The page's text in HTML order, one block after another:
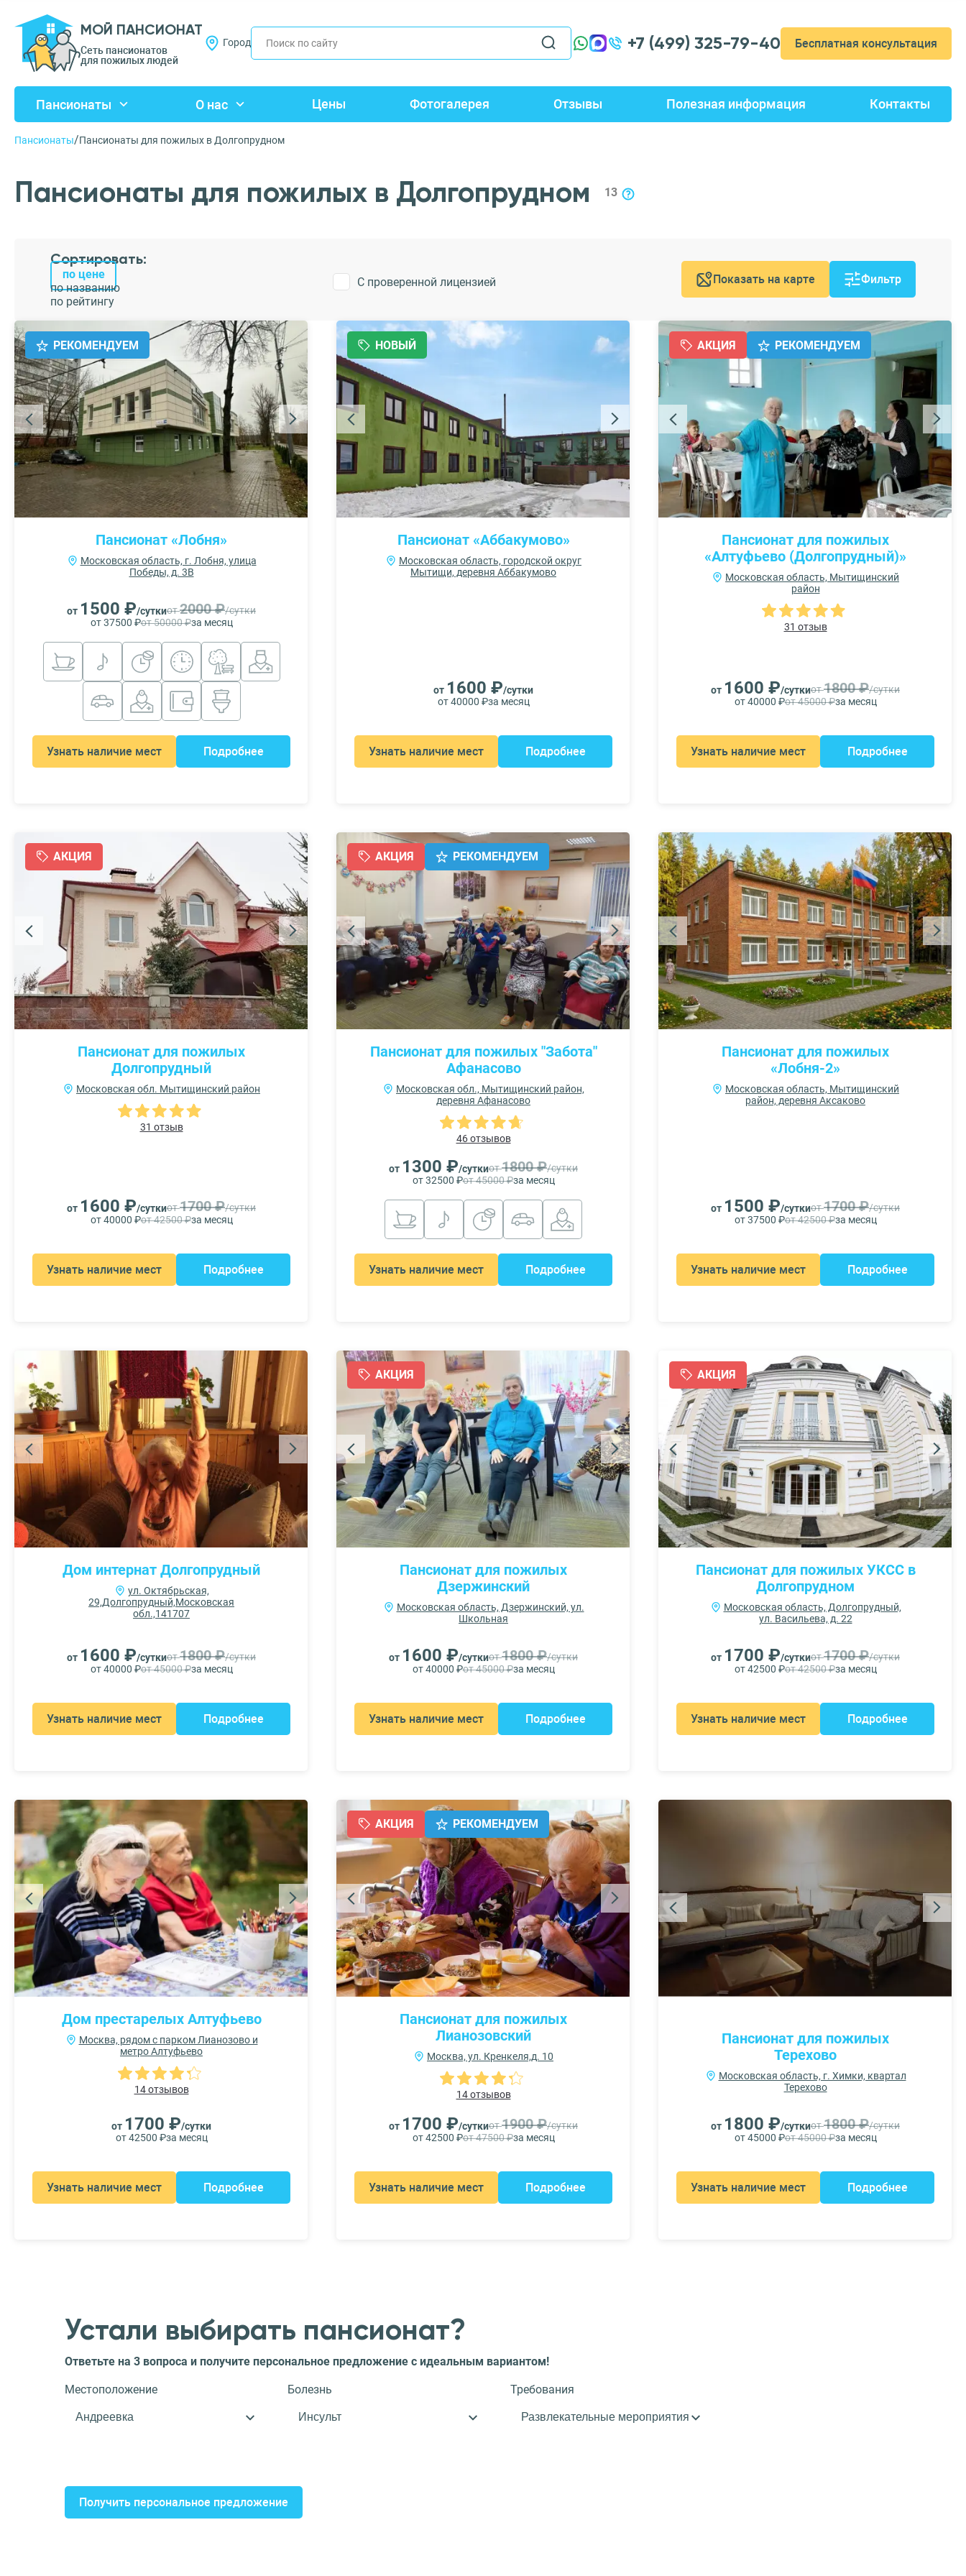
МОЙ ПАНСИОНАТ
Сеть пансионатов
для пожилых людей
Город +7 (499) 325-79-40 Бесплатная консультация
Пансионаты О нас Цены Фотогалерея Отзывы Полезная информация Контакты
Пансионаты/Пансионаты для пожилых в Долгопрудном
Пансионаты для пожилых в Долгопрудном 13
Сортировать:
по цене
по названию
по рейтингу
С проверенной лицензией Показать на карте Фильтр
РЕКОМЕНДУЕМ
Пансионат «Лобня»
Московская область, г. Лобня, улица
Победы, д. 3В
от 1500 ₽/суткиот2000 ₽/сутки
от 37500 ₽от 50000 ₽за месяц
Узнать наличие мест Подробнее
НОВЫЙ
Пансионат «Аббакумово»
Московская область, городской округ
Мытищи, деревня Аббакумово
от 1600 ₽/сутки
от 40000 ₽за месяц
Узнать наличие мест Подробнее
АКЦИЯ РЕКОМЕНДУЕМ
Пансионат для пожилых
«Алтуфьево (Долгопрудный)»
Московская область, Мытищинский
район
31 отзыв
от 1600 ₽/суткиот1800 ₽/сутки
от 40000 ₽от 45000 ₽за месяц
Узнать наличие мест Подробнее
АКЦИЯ
Пансионат для пожилых
Долгопрудный
Московская обл. Мытищинский район
31 отзыв
от 1600 ₽/суткиот1700 ₽/сутки
от 40000 ₽от 42500 ₽за месяц
Узнать наличие мест Подробнее
АКЦИЯ РЕКОМЕНДУЕМ
Пансионат для пожилых "Забота"
Афанасово
Московская обл., Мытищинский район,
деревня Афанасово
46 отзывов
от 1300 ₽/суткиот1800 ₽/сутки
от 32500 ₽от 45000 ₽за месяц
Узнать наличие мест Подробнее
Пансионат для пожилых
«Лобня-2»
Московская область, Мытищинский
район, деревня Аксаково
от 1500 ₽/суткиот1700 ₽/сутки
от 37500 ₽от 42500 ₽за месяц
Узнать наличие мест Подробнее
Дом интернат Долгопрудный
ул. Октябрьская,
29,Долгопрудный,Московская
обл.,141707
от 1600 ₽/суткиот1800 ₽/сутки
от 40000 ₽от 45000 ₽за месяц
Узнать наличие мест Подробнее
АКЦИЯ
Пансионат для пожилых
Дзержинский
Московская область, Дзержинский, ул.
Школьная
от 1600 ₽/суткиот1800 ₽/сутки
от 40000 ₽от 45000 ₽за месяц
Узнать наличие мест Подробнее
АКЦИЯ
Пансионат для пожилых УКСС в
Долгопрудном
Московская область, Долгопрудный,
ул. Васильева, д. 22
от 1700 ₽/суткиот1700 ₽/сутки
от 42500 ₽от 42500 ₽за месяц
Узнать наличие мест Подробнее
Дом престарелых Алтуфьево
Москва, рядом с парком Лианозово и
метро Алтуфьево
14 отзывов
от 1700 ₽/сутки
от 42500 ₽за месяц
Узнать наличие мест Подробнее
АКЦИЯ РЕКОМЕНДУЕМ
Пансионат для пожилых
Лианозовский
Москва, ул. Кренкеля,д. 10
14 отзывов
от 1700 ₽/суткиот1900 ₽/сутки
от 42500 ₽от 47500 ₽за месяц
Узнать наличие мест Подробнее
Пансионат для пожилых
Терехово
Московская область, г. Химки, квартал
Терехово
от 1800 ₽/суткиот1800 ₽/сутки
от 45000 ₽от 45000 ₽за месяц
Узнать наличие мест Подробнее
Устали выбирать пансионат?
Ответьте на 3 вопроса и получите персональное предложение с идеальным вариантом!
Местоположение Болезнь Требования
Получить персональное предложение